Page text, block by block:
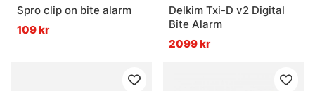
Spro clip on bite alarm
109 kr
Delkim Txi-D v2 Digital
Bite Alarm
2099 kr